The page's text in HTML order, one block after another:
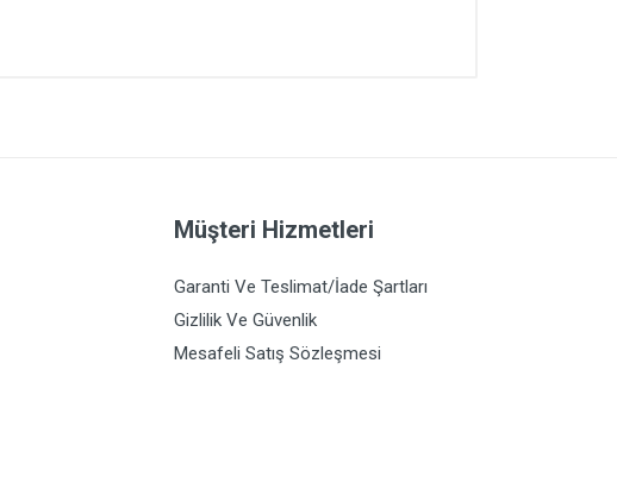
Müşteri Hizmetleri
Garanti Ve Teslimat/İade Şartları
Gizlilik Ve Güvenlik
Mesafeli Satış Sözleşmesi